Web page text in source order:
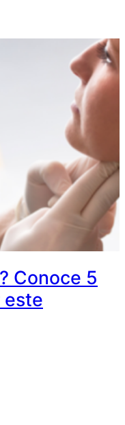
Conoce 5
este